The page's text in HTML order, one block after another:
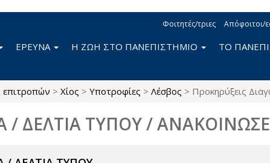
Φοιτητές/τριες Απόφοιτοι/
ΕΡΕΥΝΑ Η ΖΩΗ ΣΤΟ ΠΑΝΕΠΙΣΤΗΜΙΟ ΤΟ
επιτροπών > Χίος > Υποτροφίες > Λέσβος > Προκηρύξεις
/ ΔΕΛΤΙΑ ΤΥΠΟΥ /